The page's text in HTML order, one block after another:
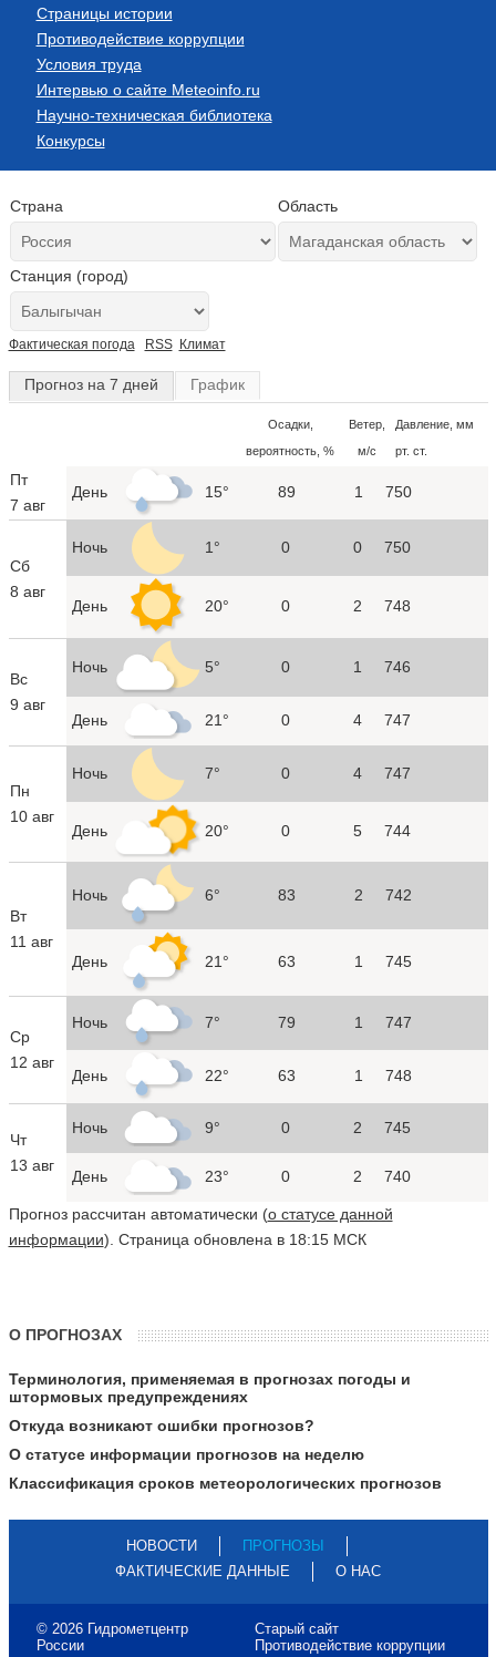
Страницы истории
Противодействие коррупции
Условия труда
Интервью о сайте Meteoinfo.ru
Научно-техническая библиотека
Конкурсы
Страна Область
Станция (город)
Фактическая погода RSS Климат
Прогноз на 7 дней График
Осадки,
вероятность, %
Ветер,
м/с
Давление, мм
рт. ст.
Пт
7 авг
День 15° 89 1 750
Сб
8 авг
Ночь 1° 0 0 750
День 20° 0 2 748
Вс
9 авг
Ночь 5° 0 1 746
День 21° 0 4 747
Пн
10 авг
Ночь 7° 0 4 747
День 20° 0 5 744
Вт
11 авг
Ночь 6° 83 2 742
День 21° 63 1 745
Ср
12 авг
Ночь 7° 79 1 747
День 22° 63 1 748
Чт
13 авг
Ночь 9° 0 2 745
День 23° 0 2 740
Прогноз рассчитан автоматически (о статусе данной
информации). Страница обновлена в 18:15 МСК
О ПРОГНОЗАХ
Терминология, применяемая в прогнозах погоды и
штормовых предупреждениях
Откуда возникают ошибки прогнозов?
О статусе информации прогнозов на неделю
Классификация сроков метеорологических прогнозов
НОВОСТИ
ПРОГНОЗЫ
ФАКТИЧЕСКИЕ ДАННЫЕ
О НАС
© 2026 Гидрометцентр
России
Старый сайт
Противодействие коррупции